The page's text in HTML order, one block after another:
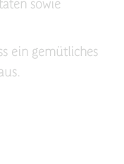
sowie
ein gemütliches